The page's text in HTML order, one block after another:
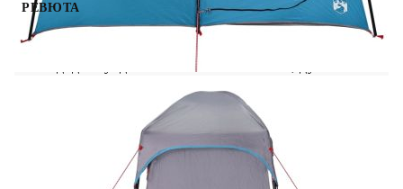
РЕВЮТА
Тази палатка за душ е отличен начин да
създадете уединено място за тоалетна, душ или
градина. Водоотблъскваща: Тази
многофункционална палатка, изработена от
полиестер с PU покритие, помага за отвеждане
на вода и осигурява основен подслон от лек
бриз.Многофункционална палатка: Палатката
осигурява лично пространство за ползване на